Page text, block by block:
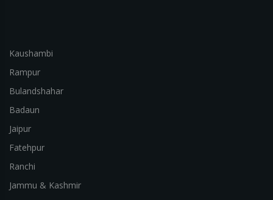
Kaushambi
Rampur
Bulandshahar
Badaun
Jaipur
Fatehpur
Ranchi
Jammu & Kashmir